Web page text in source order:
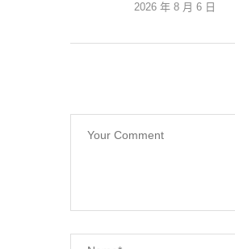
2026 年 8 月 6 日